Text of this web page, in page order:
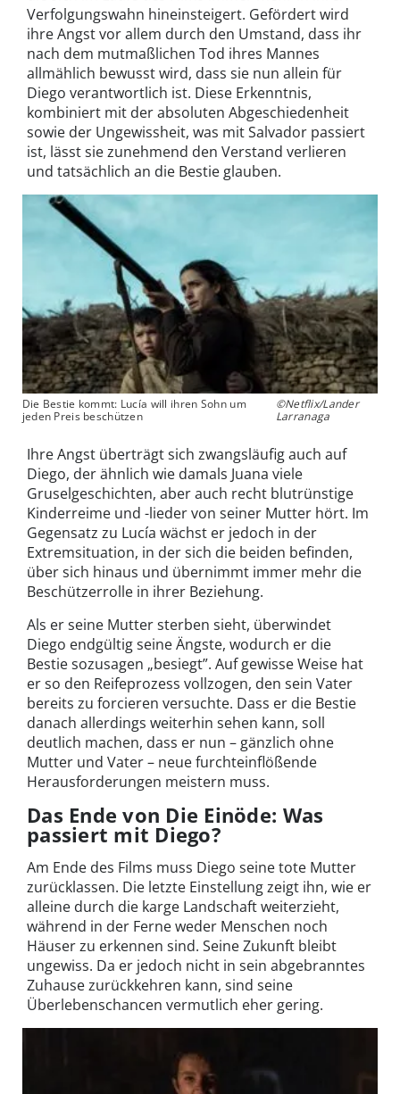
Verfolgungswahn hineinsteigert. Gefördert wird
ihre Angst vor allem durch den Umstand, dass ihr
nach dem mutmaßlichen Tod ihres Mannes
allmählich bewusst wird, dass sie nun allein für
Diego verantwortlich ist. Diese Erkenntnis,
kombiniert mit der absoluten Abgeschiedenheit
sowie der Ungewissheit, was mit Salvador passiert
ist, lässt sie zunehmend den Verstand verlieren
und tatsächlich an die Bestie glauben.
Die Bestie kommt: Lucía will ihren Sohn um
jeden Preis beschützen
©Netflix/Lander
Larranaga
Ihre Angst überträgt sich zwangsläufig auch auf
Diego, der ähnlich wie damals Juana viele
Gruselgeschichten, aber auch recht blutrünstige
Kinderreime und -lieder von seiner Mutter hört. Im
Gegensatz zu Lucía wächst er jedoch in der
Extremsituation, in der sich die beiden befinden,
über sich hinaus und übernimmt immer mehr die
Beschützerrolle in ihrer Beziehung.
Als er seine Mutter sterben sieht, überwindet
Diego endgültig seine Ängste, wodurch er die
Bestie sozusagen „besiegt”. Auf gewisse Weise hat
er so den Reifeprozess vollzogen, den sein Vater
bereits zu forcieren versuchte. Dass er die Bestie
danach allerdings weiterhin sehen kann, soll
deutlich machen, dass er nun – gänzlich ohne
Mutter und Vater – neue furchteinflößende
Herausforderungen meistern muss.
Das Ende von Die Einöde: Was
passiert mit Diego?
Am Ende des Films muss Diego seine tote Mutter
zurücklassen. Die letzte Einstellung zeigt ihn, wie er
alleine durch die karge Landschaft weiterzieht,
während in der Ferne weder Menschen noch
Häuser zu erkennen sind. Seine Zukunft bleibt
ungewiss. Da er jedoch nicht in sein abgebranntes
Zuhause zurückkehren kann, sind seine
Überlebenschancen vermutlich eher gering.